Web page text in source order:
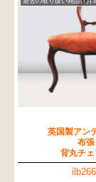
英国製アン
布張
背丸チ